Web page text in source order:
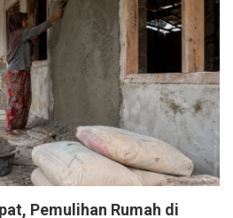
Pemulihan Rumah di